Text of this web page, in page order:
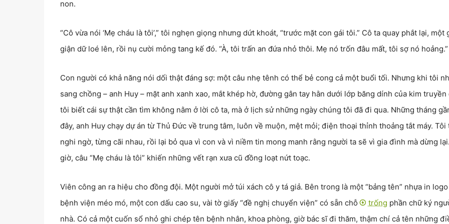
non.
“Cô vừa nói ‘Mẹ cháu là tôi’,” tôi nghẹn giọng nhưng dứt khoát, “trước mặt con gái tôi.” Cô ta quay phắt lại, một
giận dữ loé lên, rồi nụ cười mỏng tang kế đó. “À, tôi trấn an đứa nhỏ thôi. Mẹ nó trốn đâu mất, tôi sợ nó hoảng.”
Con người có khả năng nói dối thật đáng sợ: một câu nhẹ tênh có thể bẻ cong cả một buổi tối. Nhưng khi tôi
sang chồng – anh Huy – mặt anh xanh xao, mắt khép hờ, đường gân tay hằn dưới lớp băng dính của kim truyền
tôi biết cái sự thật cần tìm không nằm ở lời cô ta, mà ở lịch sử những ngày chúng tôi đã đi qua. Những tháng
đây, anh Huy chạy dự án từ Thủ Đức về trung tâm, luôn về muộn, mệt mỏi; điện thoại thỉnh thoảng tắt máy. Tôi
nghi ngờ, từng cãi nhau, rồi lại bỏ qua vì con và vì niềm tin mong manh rằng người ta sẽ vì gia đình mà dừng
giờ, câu “Mẹ cháu là tôi” khiến những vết rạn xưa cũ đồng loạt nứt toạc.
Viên công an ra hiệu cho đồng đội. Một người mở túi xách cô y tá giả. Bên trong là một “bảng tên” nhựa in logo
bệnh viện méo mó, một con dấu cao su, vài tờ giấy “đề nghị chuyển viện” có sẵn chỗ
trống phần chữ ký
nhà. Có cả một cuốn sổ nhỏ ghi chép tên bệnh nhân, khoa phòng, giờ bác sĩ đi thăm, thậm chí cả tên những